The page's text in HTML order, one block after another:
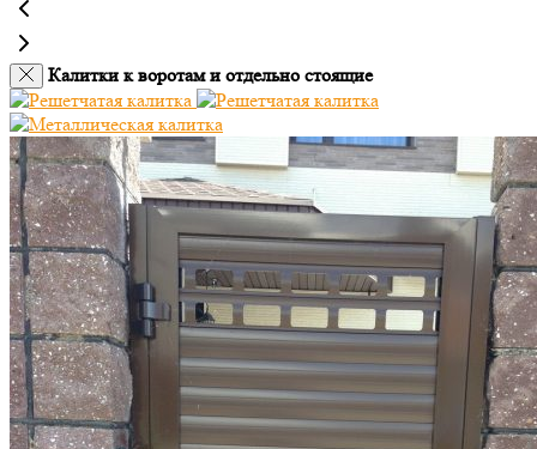
Калитки к воротам и отдельно стоящие